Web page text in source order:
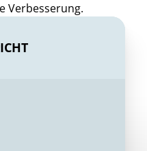
Verbesserung.